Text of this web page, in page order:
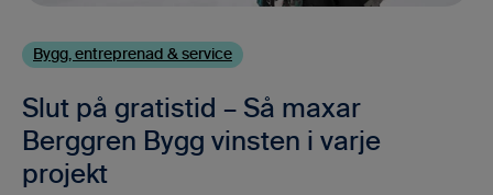
Bygg, entreprenad & service
Slut på gratistid – Så maxar
Berggren Bygg vinsten i varje
projekt